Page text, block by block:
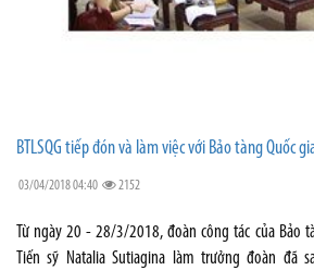
BTLSQG tiếp đón và làm việc với Bảo tàng Quốc
03/04/2018 04:40 2152
Từ ngày 20 - 28/3/2018, đoàn công tác của Bảo
Tiến sỹ Natalia Sutiagina làm trưởng đoàn đã